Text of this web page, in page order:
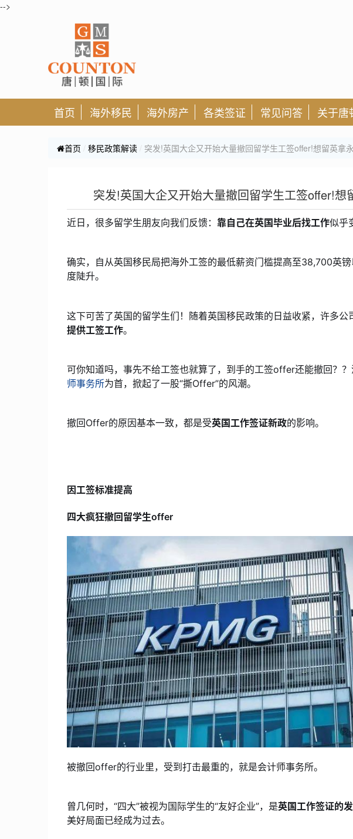
-->
首页 海外移民 海外房产 各类签证 常见问答 关于唐
首页 移民政策解读 突发!英国大企又开始大量撤回留学生工签offer!想留英拿
突发!英国大企又开始大量撤回留学生工签offer!想
近日，很多留学生朋友向我们反馈： 靠自己在英国毕业后找工作似乎
确实，自从英国移民局把海外工签的最低薪资门槛提高至38,700英
度陡升。
这下可苦了英国的留学生们！随着英国移民政策的日益收紧，许多公
提供工签工作。
可你知道吗，事先不给工签也就算了，到手的工签offer还能撤回？
师事务所为首，掀起了一股“撕Offer”的风潮。
撤回Offer的原因基本一致，都是受英国工作签证新政的影响。
因工签标准提高
四大疯狂撤回留学生offer
被撤回offer的行业里，受到打击最重的，就是会计师事务所。
曾几何时，“四大”被视为国际学生的“友好企业”，是英国工作签证的
美好局面已经成为过去。